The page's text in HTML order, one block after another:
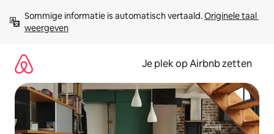
direct
naar
Sommige informatie is automatisch vertaald. Originele taal
weergeven
Je plek op Airbnb zetten